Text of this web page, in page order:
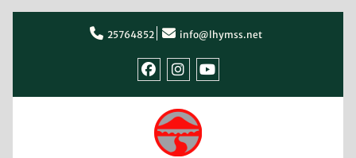
25764852 info@lhymss.net